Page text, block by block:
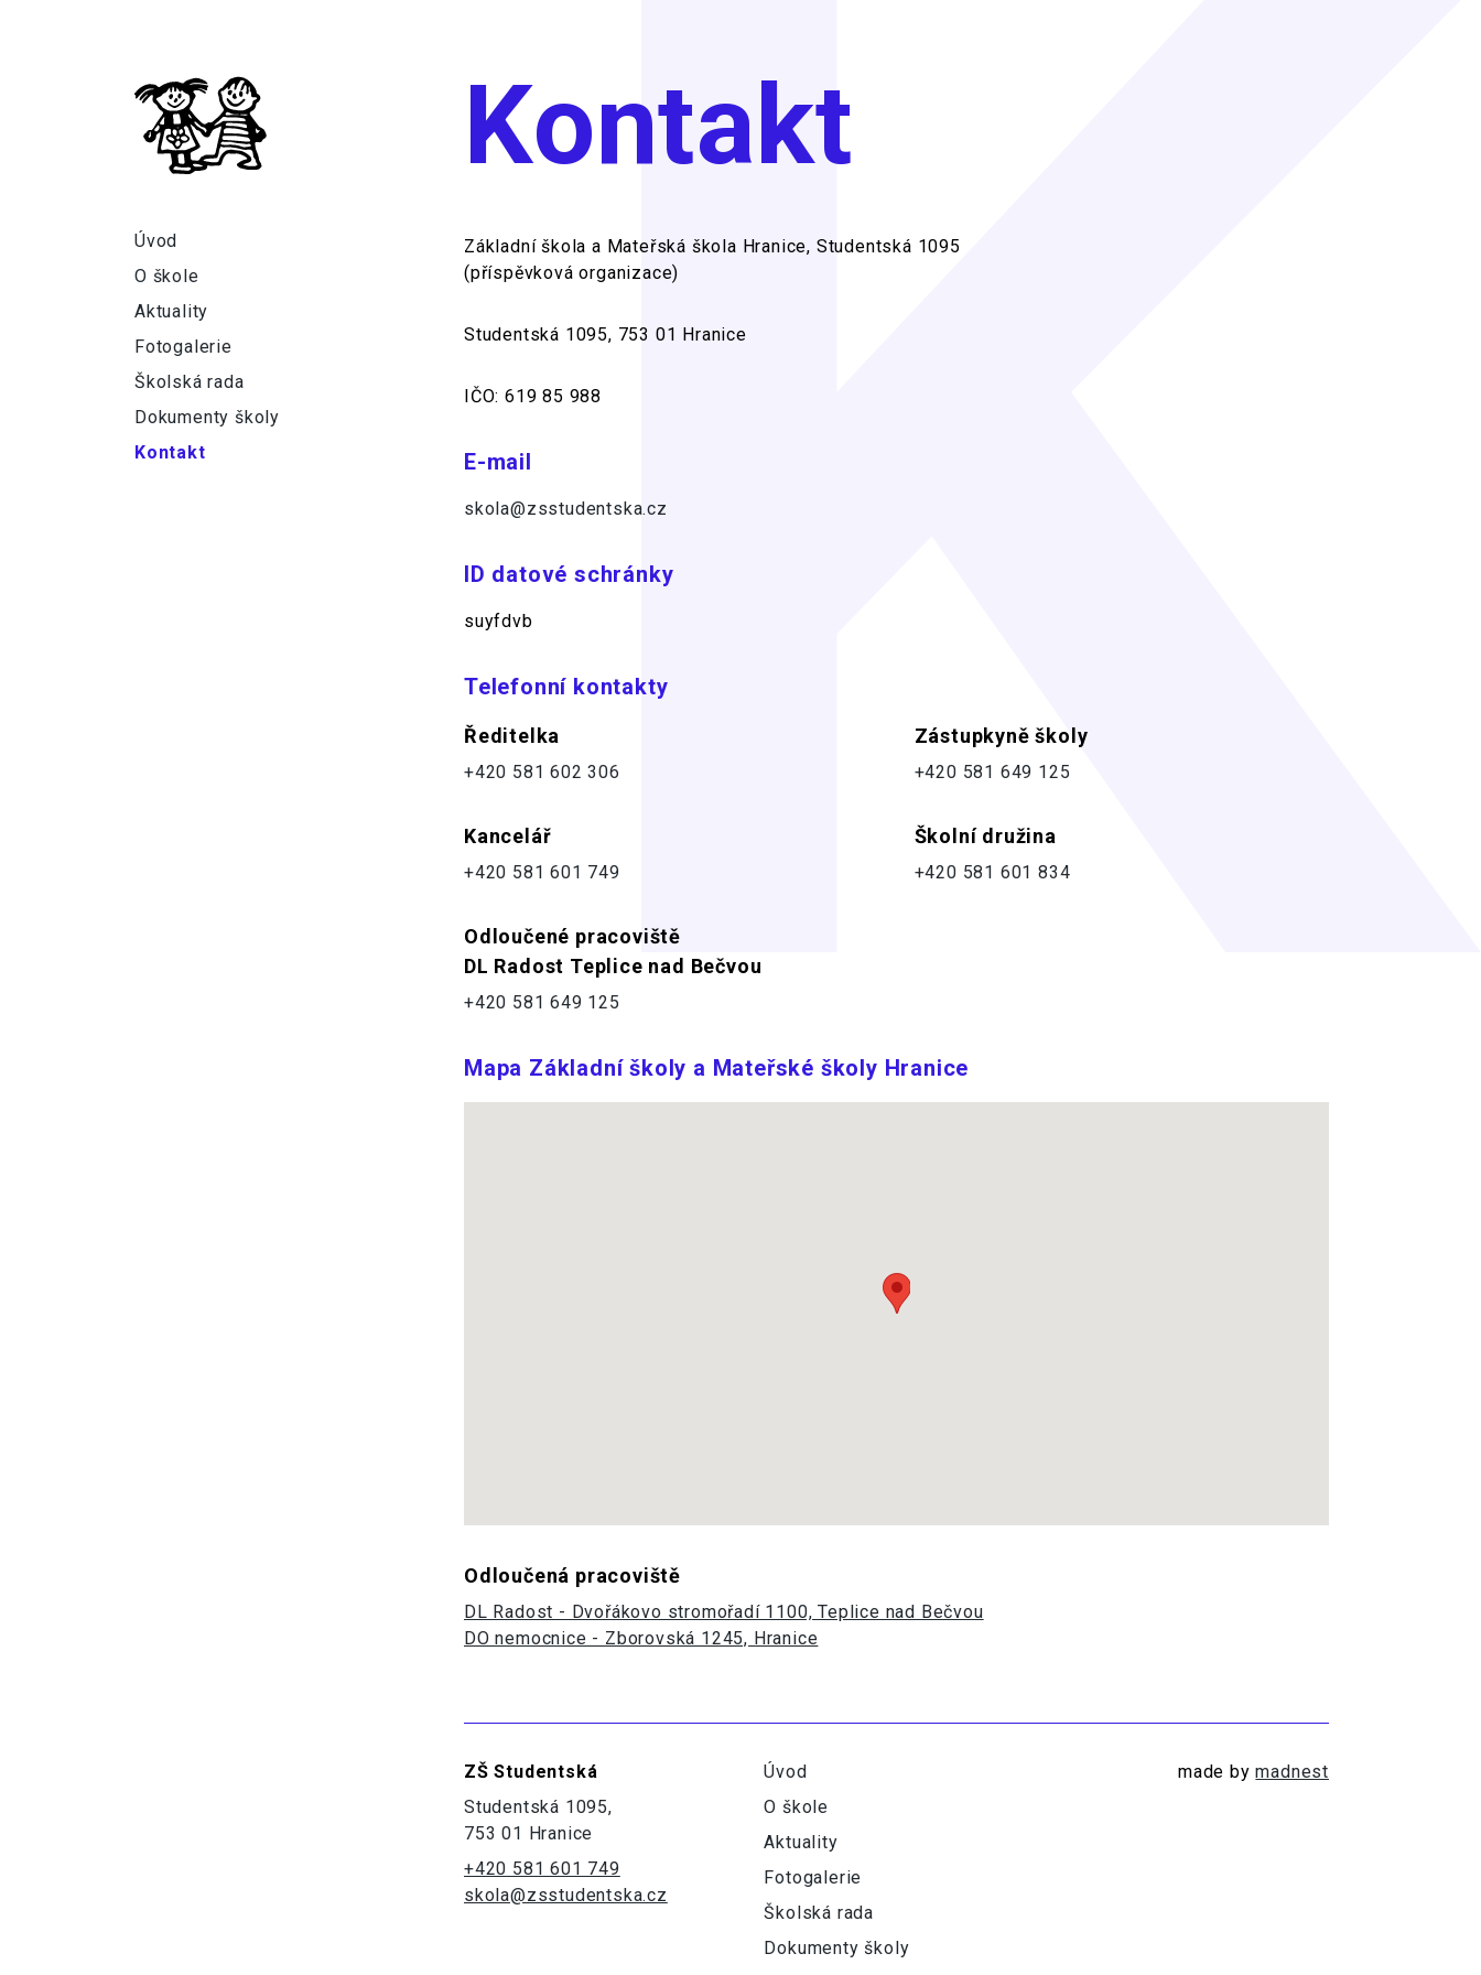
ZŠ Studentská
Úvod
O škole
Aktuality
Fotogalerie
Školská rada
Dokumenty školy
Kontakt
Kontakt
Základní škola a Mateřská škola Hranice, Studentská 1095
(příspěvková organizace)
Studentská 1095, 753 01 Hranice
IČO: 619 85 988
E-mail
skola@zsstudentska.cz
ID datové schránky
suyfdvb
Telefonní kontakty
Ředitelka
+420 581 602 306
Zástupkyně školy
+420 581 649 125
Kancelář
+420 581 601 749
Školní družina
+420 581 601 834
Odloučené pracoviště
DL Radost Teplice nad Bečvou
+420 581 649 125
Mapa Základní školy a Mateřské školy Hranice
Odloučená pracoviště
DL Radost - Dvořákovo stromořadí 1100, Teplice nad Bečvou
DO nemocnice - Zborovská 1245, Hranice
ZŠ Studentská
Studentská 1095,
753 01 Hranice
+420 581 601 749
skola@zsstudentska.cz
Úvod
O škole
Aktuality
Fotogalerie
Školská rada
Dokumenty školy
made bymadnest